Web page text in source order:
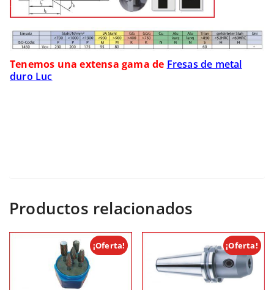
Tenemos una extensa gama de Fresas de metal
duro Luc
Productos relacionados
¡Oferta! ¡Oferta!